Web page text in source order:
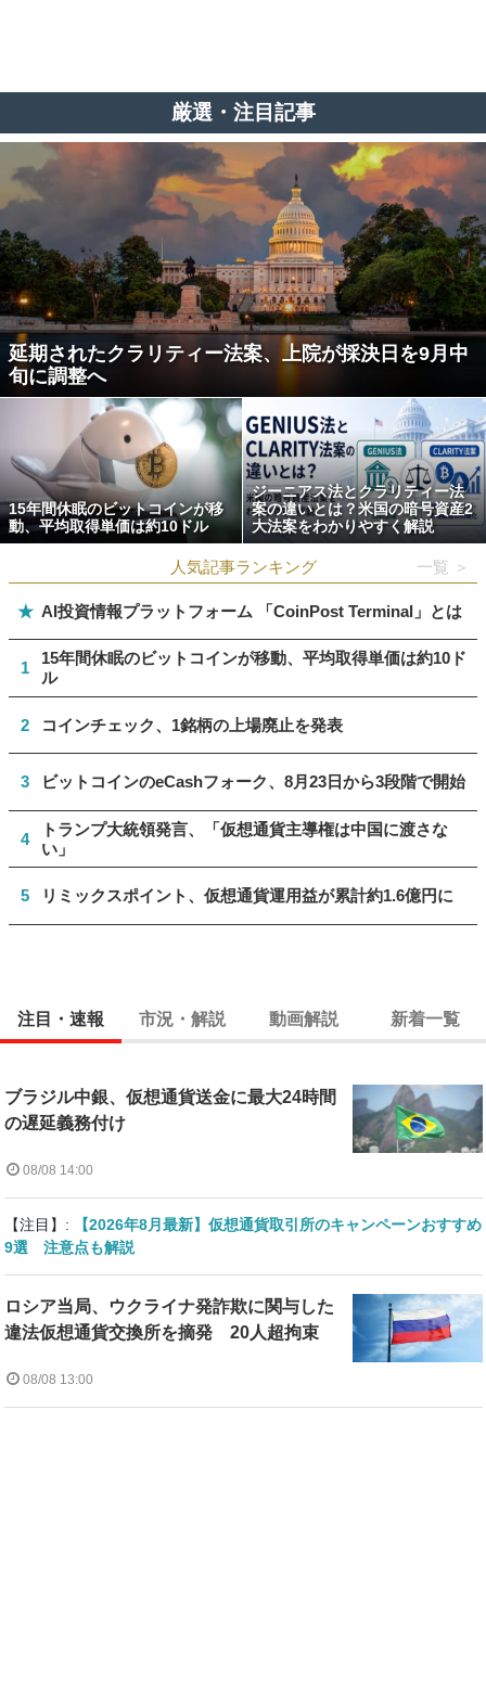
厳選・注目記事
延期されたクラリティー法案、上院が採決日を9月中
旬に調整へ
15年間休眠のビットコインが移
動、平均取得単価は約10ドル
ジーニアス法とクラリティー法
案の違いとは？米国の暗号資産2
大法案をわかりやすく解説
人気記事ランキング 一覧 ＞
★ AI投資情報プラットフォーム 「CoinPost Terminal」とは
1
15年間休眠のビットコインが移動、平均取得単価は約10ド
ル
2 コインチェック、1銘柄の上場廃止を発表
3 ビットコインのeCashフォーク、8月23日から3段階で開始
4
トランプ大統領発言、「仮想通貨主導権は中国に渡さな
い」
5 リミックスポイント、仮想通貨運用益が累計約1.6億円に
注目・速報 市況・解説 動画解説 新着一覧
ブラジル中銀、仮想通貨送金に最大24時間
の遅延義務付け
08/08 14:00
【注目】:
【2026年8月最新】仮想通貨取引所のキャンペーンおすすめ
9選 注意点も解説
ロシア当局、ウクライナ発詐欺に関与した
違法仮想通貨交換所を摘発 20人超拘束
08/08 13:00